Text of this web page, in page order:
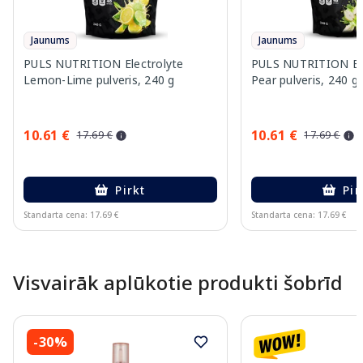
Jaunums
PULS NUTRITION Electrolyte
Lemon-Lime pulveris, 240 g
10.61 € 17.69 €
Pirkt
Standarta cena: 17.69 €
Jaunums
PULS NUTRITION
Pear pulveris, 240 g
10.61 € 17.69 €
Standarta cena: 17.69 €
Visvairāk aplūkotie produkti šobrīd
-30%